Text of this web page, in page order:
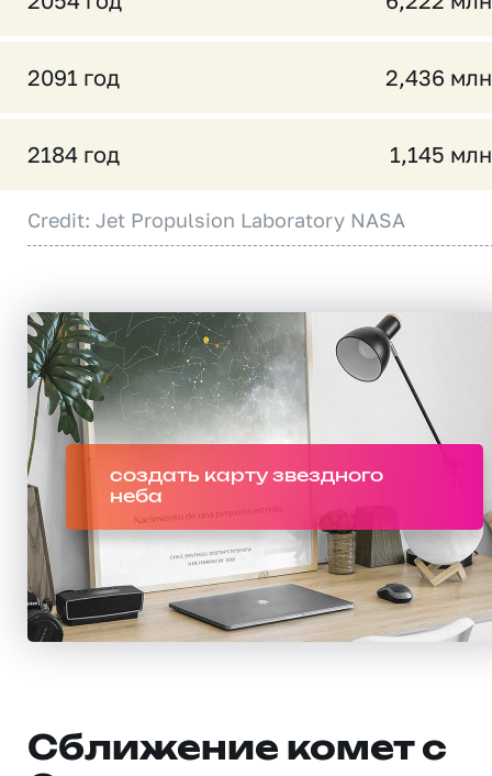
2091 год 2,436
2184 год 1,145
Credit: Jet Propulsion Laboratory NASA
создать карту звездного
неба
Сближение комет с